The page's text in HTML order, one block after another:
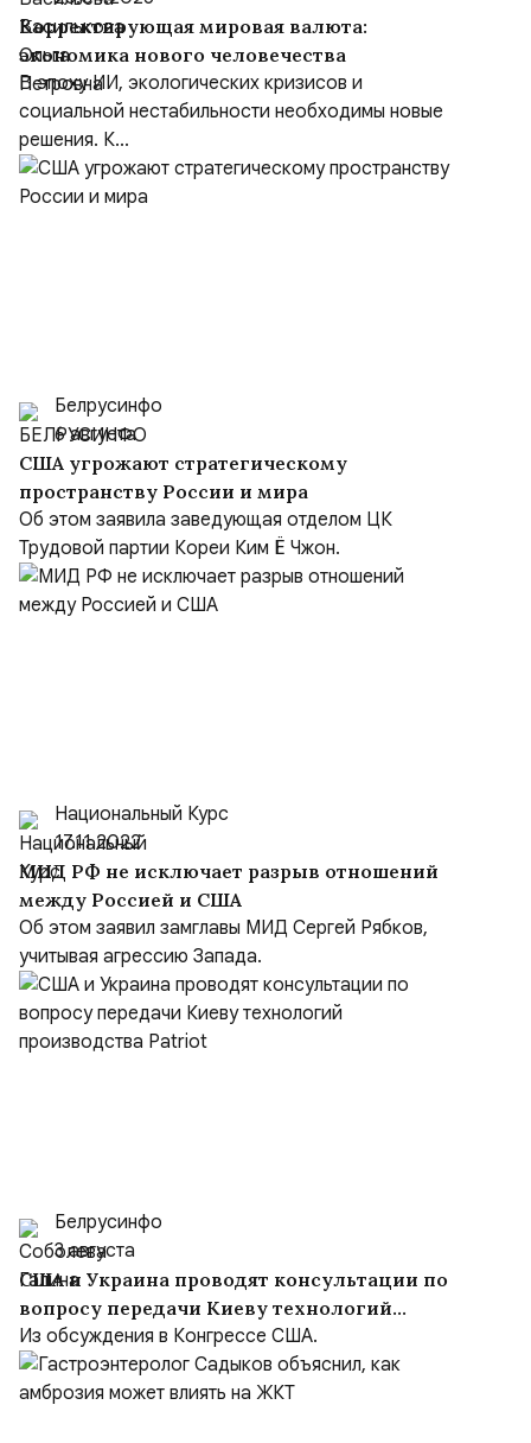
Корректирующая мировая валюта:
экономика нового человечества
В эпоху ИИ, экологических кризисов и
социальной нестабильности необходимы новые
решения. К...
Белрусинфо
6 августа
США угрожают стратегическому
пространству России и мира
Об этом заявила заведующая отделом ЦК
Трудовой партии Кореи Ким Ё Чжон.
Национальный Курс
17.11.2022
МИД РФ не исключает разрыв отношений
между Россией и США
Об этом заявил замглавы МИД Сергей Рябков,
учитывая агрессию Запада.
Белрусинфо
3 августа
США и Украина проводят консультации по
вопросу передачи Киеву технологий
производства Patriot
Из обсуждения в Конгрессе США.